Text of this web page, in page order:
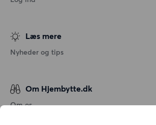
Læs mere
Nyheder og tips
Om Hjembytte.dk
Om os